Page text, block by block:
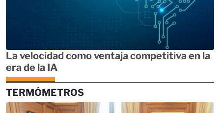
La velocidad como ventaja competitiva en la
era de la IA
TERMÓMETROS